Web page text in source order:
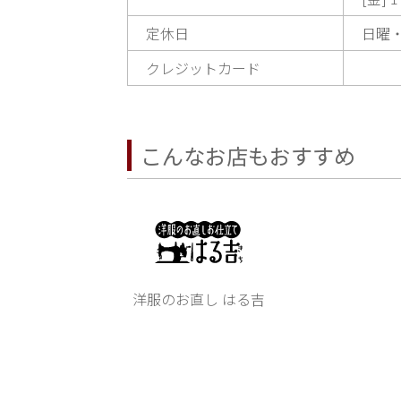
定休日
日曜
クレジットカード
こんなお店もおすすめ
洋服のお直し はる吉